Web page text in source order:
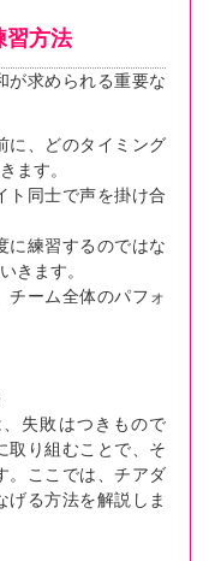
習方法
が求められる重要な
に、どのタイミング
ます。
ト同士で声を掛け合
に練習するのではな
きます。
チーム全体のパフォ
失敗はつきもので
取り組むことで、そ
。ここでは、チアダ
げる方法を解説しま